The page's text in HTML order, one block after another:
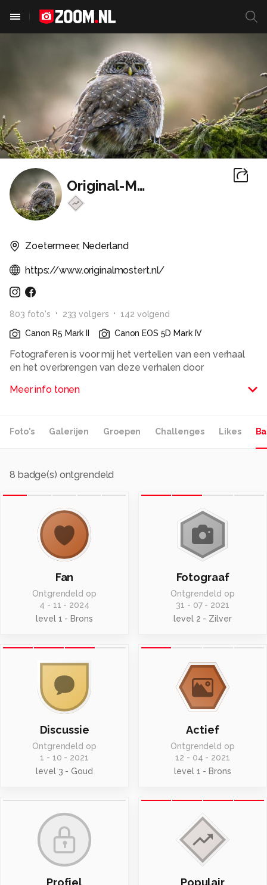
Original-Mostert
Zoetermeer, Nederland
https://www.originalmostert.nl/
803 foto's 233 volgers 142 volgend
Canon R5 Mark II
Canon EOS 5D Mark IV
Fotograferen is voor mij het vertellen van een verhaal
en het overbrengen van deze verhalen door
een uitdaging om te leren door te doen en op die
Original Mostert Photography - www.originalmostert.nl
Meer info tonen
Foto's Galerijen Groepen Challenges Likes
8 badge(s) ontgrendeld
Fan
Ontgrendeld op
4 - 11 - 2024
level 1 - Brons
Fotograaf
Ontgrendeld op
31 - 07 - 2021
level 2 - Zilver
Discussie
Ontgrendeld op
1 - 10 - 2021
level 3 - Goud
Actief
Ontgrendeld op
12 - 04 - 2021
level 1 - Brons
Profiel Populair